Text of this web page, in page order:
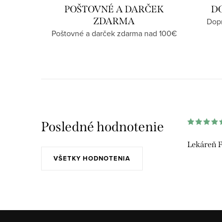
POŠTOVNÉ A DARČEK
ZDARMA
Poštovné a darček zdarma nad 100€
Posledné hodnotenie
VŠETKY HODNOTENIA
Lekáreň